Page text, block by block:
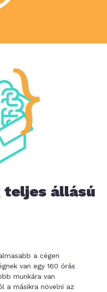
teljes állású
a cégen
van egy 160 órás
munkára van
a másikra növelni az